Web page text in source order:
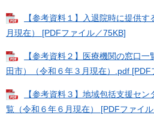
【参考資料１】入退院時に提供
月現在） [PDFファイル／75KB]
【参考資料２】医療機関の窓口
田市）（令和６年３月現在）.pdf [PDF
【参考資料３】地域包括支援セ
覧（令和６年６月現在） [PDFファイ